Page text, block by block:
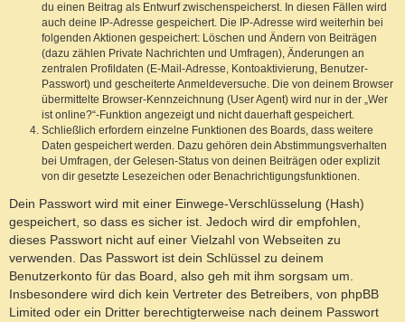
du einen Beitrag als Entwurf zwischenspeicherst. In diesen Fällen wird
auch deine IP-Adresse gespeichert. Die IP-Adresse wird weiterhin bei
folgenden Aktionen gespeichert: Löschen und Ändern von Beiträgen
(dazu zählen Private Nachrichten und Umfragen), Änderungen an
zentralen Profildaten (E-Mail-Adresse, Kontoaktivierung, Benutzer-
Passwort) und gescheiterte Anmeldeversuche. Die von deinem Browser
übermittelte Browser-Kennzeichnung (User Agent) wird nur in der „Wer
ist online?“-Funktion angezeigt und nicht dauerhaft gespeichert.
Schließlich erfordern einzelne Funktionen des Boards, dass weitere
Daten gespeichert werden. Dazu gehören dein Abstimmungsverhalten
bei Umfragen, der Gelesen-Status von deinen Beiträgen oder explizit
von dir gesetzte Lesezeichen oder Benachrichtigungsfunktionen.
Dein Passwort wird mit einer Einwege-Verschlüsselung (Hash)
gespeichert, so dass es sicher ist. Jedoch wird dir empfohlen,
dieses Passwort nicht auf einer Vielzahl von Webseiten zu
verwenden. Das Passwort ist dein Schlüssel zu deinem
Benutzerkonto für das Board, also geh mit ihm sorgsam um.
Insbesondere wird dich kein Vertreter des Betreibers, von phpBB
Limited oder ein Dritter berechtigterweise nach deinem Passwort